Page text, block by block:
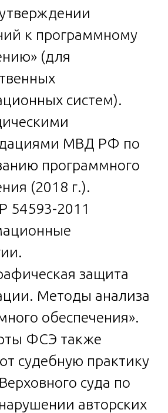
к программному
(для
систем).
МВД РФ по
программного
(2018 г.).
54593-2011
защита
Методы анализа
обеспечения».
ФСЭ также
судебную практику
суда по
авторских